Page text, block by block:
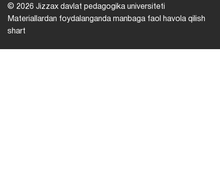
© 2026 Jizzax davlat pedagogika universiteti
Materiallardan foydalanganda manbaga faol havola qilish
shart